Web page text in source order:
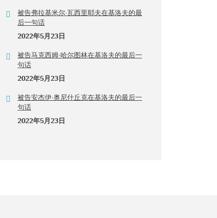
被告弗拉基米尔·瓦西里耶夫在基洛夫的最
后一句话
2022年5月23日
被告马克西姆·哈尔图林在基洛夫的最后一
句话
2022年5月23日
被告安杰伊·奥尼什丘克在基洛夫的最后一
句话
2022年5月23日